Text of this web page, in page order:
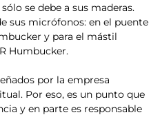
se debe a sus maderas.
sus micrófonos: en el puente
y para el mástil
Humbucker.
por la empresa
Por eso, es un punto que
y en parte es responsable